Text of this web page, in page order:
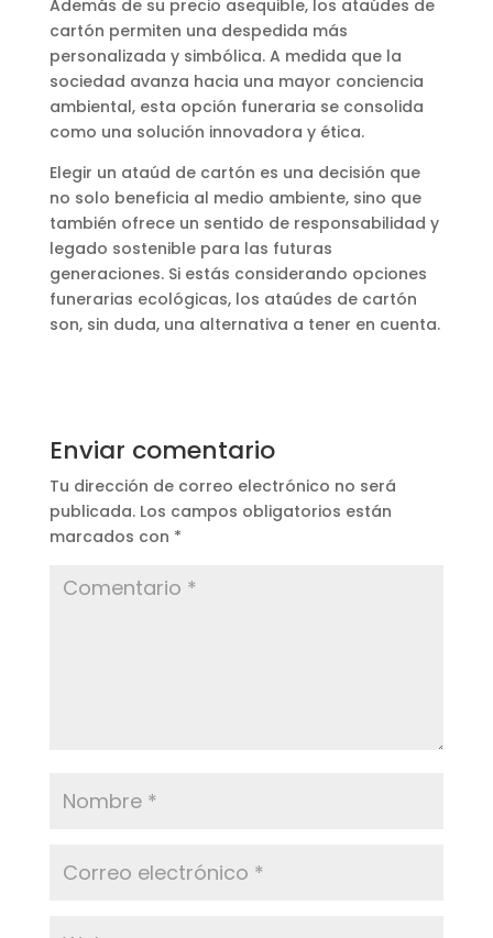
Además de su precio asequible, los ataúdes de
cartón permiten una despedida más
personalizada y simbólica. A medida que la
sociedad avanza hacia una mayor conciencia
ambiental, esta opción funeraria se consolida
como una solución innovadora y ética.
Elegir un ataúd de cartón es una decisión que
no solo beneficia al medio ambiente, sino que
también ofrece un sentido de responsabilidad y
legado sostenible para las futuras
generaciones. Si estás considerando opciones
funerarias ecológicas, los ataúdes de cartón
son, sin duda, una alternativa a tener en cuenta.
Enviar comentario
Tu dirección de correo electrónico no será
publicada. Los campos obligatorios están
marcados con *